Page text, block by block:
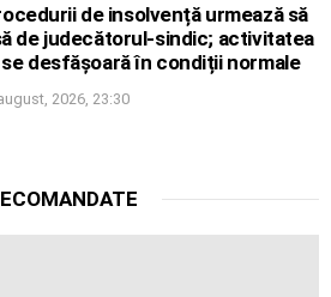
de insolvență urmează să
de judecătorul-sindic; activitatea
desfășoară în condiții normale
2026, 23:30